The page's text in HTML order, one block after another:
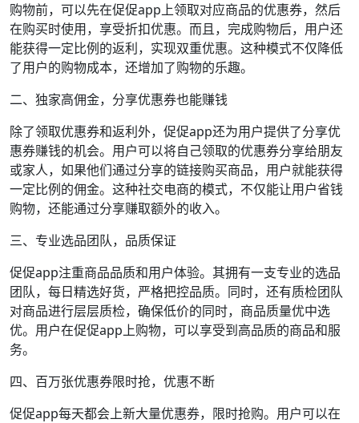
购物前，可以先在促促app上领取对应商品的优惠券，然后
在购买时使用，享受折扣优惠。而且，完成购物后，用户还
能获得一定比例的返利，实现双重优惠。这种模式不仅降低
了用户的购物成本，还增加了购物的乐趣。
二、独家高佣金，分享优惠券也能赚钱
除了领取优惠券和返利外，促促app还为用户提供了分享优
惠券赚钱的机会。用户可以将自己领取的优惠券分享给朋友
或家人，如果他们通过分享的链接购买商品，用户就能获得
一定比例的佣金。这种社交电商的模式，不仅能让用户省钱
购物，还能通过分享赚取额外的收入。
三、专业选品团队，品质保证
促促app注重商品品质和用户体验。其拥有一支专业的选品
团队，每日精选好货，严格把控品质。同时，还有质检团队
对商品进行层层质检，确保低价的同时，商品质量优中选
优。用户在促促app上购物，可以享受到高品质的商品和服
务。
四、百万张优惠券限时抢，优惠不断
促促app每天都会上新大量优惠券，限时抢购。用户可以在